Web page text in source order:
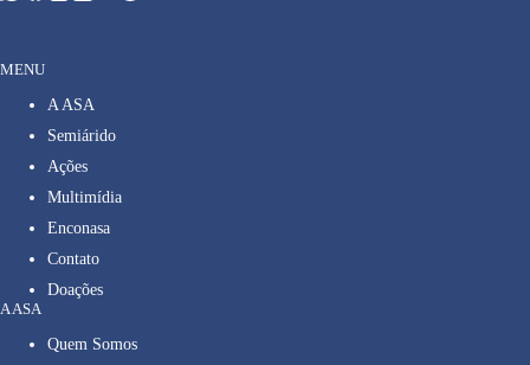
MENU
A ASA
Semiárido
Ações
Multimídia
Enconasa
Contato
Doações
A ASA
Quem Somos